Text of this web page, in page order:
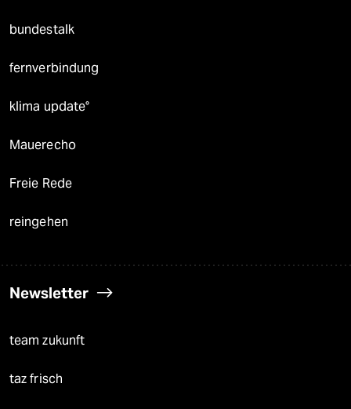
bundestalk
fernverbindung
klima update°
Mauerecho
Freie Rede
reingehen
Newsletter
team zukunft
taz frisch